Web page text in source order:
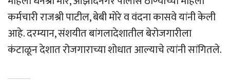
कर्मचारी राजश्री पाटील, बेबी मोरे व वंदना कासवे यांनी केली
आहे. दरम्यान, संशयीत बांगलादेशातील बेरोजगारीला
कंटाळून देशात रोजगाराच्या शोधात आल्याचे त्यांनी सांगितले.